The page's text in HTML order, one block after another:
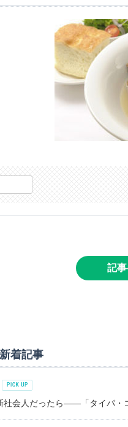
記
新着記事
社会人だったら――「タイパ・